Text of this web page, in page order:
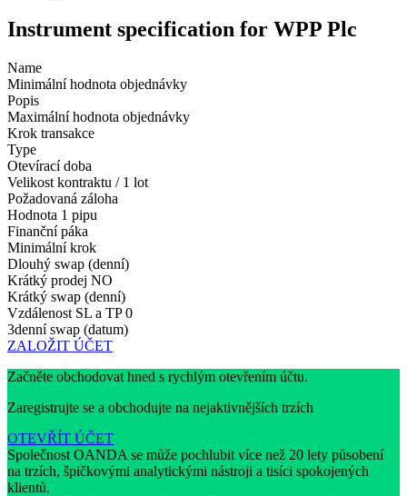
Instrument specification for WPP Plc
Name
Minimální hodnota objednávky
Popis
Maximální hodnota objednávky
Krok transakce
Type
Otevírací doba
Velikost kontraktu / 1 lot
Požadovaná záloha
Hodnota 1 pipu
Finanční páka
Minimální krok
Dlouhý swap (denní)
Krátký prodej NO
Krátký swap (denní)
Vzdálenost SL a TP 0
3denní swap (datum)
ZALOŽIT ÚČET
Začněte obchodovat hned s rychlým otevřením účtu.
Zaregistrujte se a obchodujte na nejaktivnějších trzích
OTEVŘÍT ÚČET
Společnost OANDA se může pochlubit více než 20 lety působení
na trzích, špičkovými analytickými nástroji a tisíci spokojených
klientů.